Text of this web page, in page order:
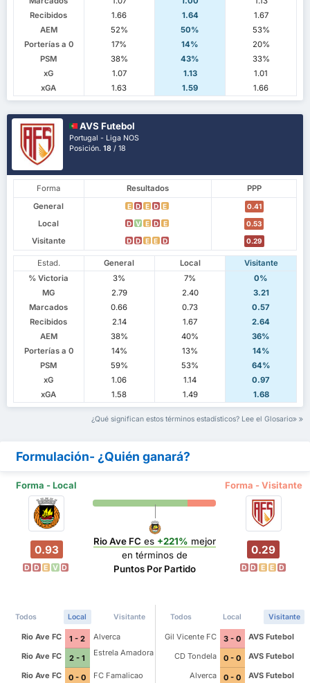
Recibidos
1.66 1.64
1.67
AEM
52% 50%
53%
Porterías a 0
17% 14%
20%
PSM
38% 43%
33%
xG
1.07 1.13
1.01
xGA
1.63 1.59 1.66
AVS Futebol
Portugal - Liga NOS
Posición.18 / 18
Forma Resultados
PPP
General
E D E D E 0.41
Local D V E D E 0.53
Visitante D D E E D 0.29
Estad. General Local
Visitante
% Victoria
3% 7%
0%
MG
2.79 2.40
3.21
Marcados
0.66 0.73
0.57
Recibidos
2.14 1.67
2.64
AEM
38% 40%
36%
Porterías a 0
14% 13%
14%
PSM
59% 53%
64%
xG
1.06 1.14
0.97
xGA
1.58 1.49 1.68
¿Qué significan estos términos estadísticos? Lee el Glosario
Formulación- ¿Quién ganará?
Forma - Local Forma - Visitante
0.93
D D E V D
Rio Ave FC es +221% mejor
en términos de
Puntos Por Partido
0.29
D D E E D
Todos Local Visitante
Rio Ave FC 1 - 2
Alverca
Rio Ave FC
2 - 1
Estrela Amadora
Rio Ave FC 0 - 0 FC Famalicao
Todos Local Visitante
Gil Vicente FC 3 - 0
AVS Futebol
CD Tondela
0 - 0
AVS Futebol
Alverca
0 - 0 AVS Futebol